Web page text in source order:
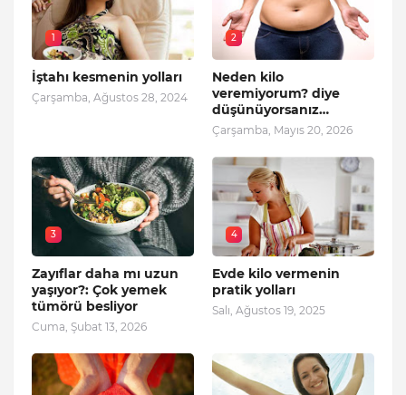
1
İştahı kesmenin yolları
Çarşamba, Ağustos 28, 2024
2
Neden kilo
veremiyorum? diye
düşünüyorsanız…
Çarşamba, Mayıs 20, 2026
3
Zayıflar daha mı uzun
yaşıyor?: Çok yemek
tümörü besliyor
Cuma, Şubat 13, 2026
4
Evde kilo vermenin
pratik yolları
Salı, Ağustos 19, 2025